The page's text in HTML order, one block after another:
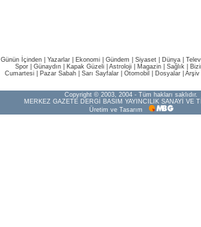
Günün İçinden Yazarlar Ekonomi Gündem Siyaset Dünya |
Spor
Günaydın Kapak Güzeli Astroloji Magazin Sağlık
Cumartesi
Pazar Sabah Sarı Sayfalar Otomobil Dosyalar Arşiv
Copyright © 2003, 2004 - Tüm hakları saklıdır.
MERKEZ GAZETE DERGİ BASIM YAYINCILIK SANAYİ VE
Üretim ve Tasarım